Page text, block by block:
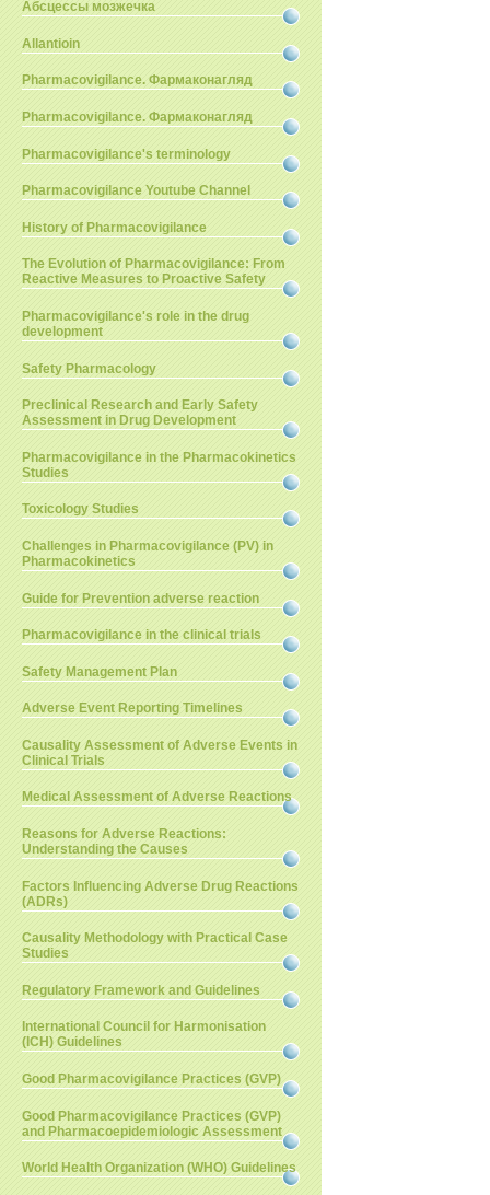
Абсцессы мозжечка
Allantioin
Pharmacovigilance. Фармаконагляд
Pharmacovigilance. Фармаконагляд
Pharmacovigilance's terminology
Pharmacovigilance Youtube Channel
History of Pharmacovigilance
The Evolution of Pharmacovigilance: From
Reactive Measures to Proactive Safety
Pharmacovigilance's role in the drug
development
Safety Pharmacology
Preclinical Research and Early Safety
Assessment in Drug Development
Pharmacovigilance in the Pharmacokinetics
Studies
Toxicology Studies
Challenges in Pharmacovigilance (PV) in
Pharmacokinetics
Guide for Prevention adverse reaction
Pharmacovigilance in the clinical trials
Safety Management Plan
Adverse Event Reporting Timelines
Causality Assessment of Adverse Events in
Clinical Trials
Medical Assessment of Adverse Reactions
Reasons for Adverse Reactions:
Understanding the Causes
Factors Influencing Adverse Drug Reactions
(ADRs)
Causality Methodology with Practical Case
Studies
Regulatory Framework and Guidelines
International Council for Harmonisation
(ICH) Guidelines
Good Pharmacovigilance Practices (GVP)
Good Pharmacovigilance Practices (GVP)
and Pharmacoepidemiologic Assessment
World Health Organization (WHO) Guidelines